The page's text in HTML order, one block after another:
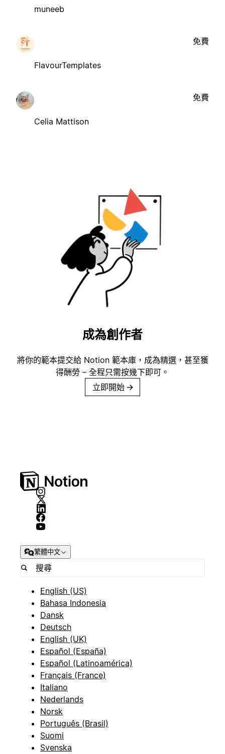
muneeb
FlavourTemplates
免費
Celia Mattison
免費
成為創作者
將你的範本提交給 Notion 範本庫，成為精選，甚至獲
得酬勞 – 全程只需按幾下即可。
立即開始 →
繁體中文
English (US)
Bahasa Indonesia
Dansk
Deutsch
English (UK)
Español (España)
Español (Latinoamérica)
Français (France)
Italiano
Nederlands
Norsk
Português (Brasil)
Suomi
Svenska